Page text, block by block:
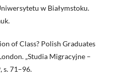
w Białymstoku.
of Class? Polish Graduates
„Studia Migracyjne –
s. 71–96.